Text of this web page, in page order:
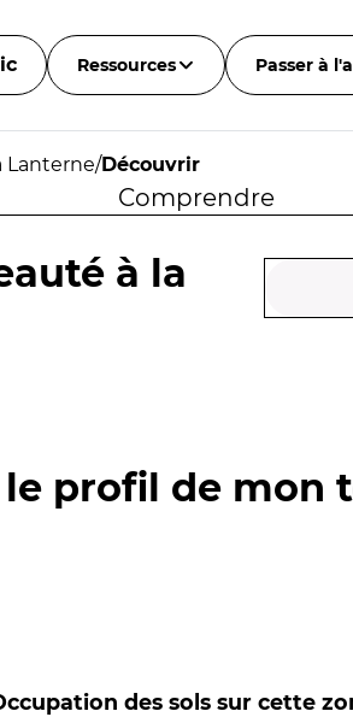
Ressources Passer à
Lanterne/Découvrir
Comprendre
à la
le profil de mon
des sols sur cette